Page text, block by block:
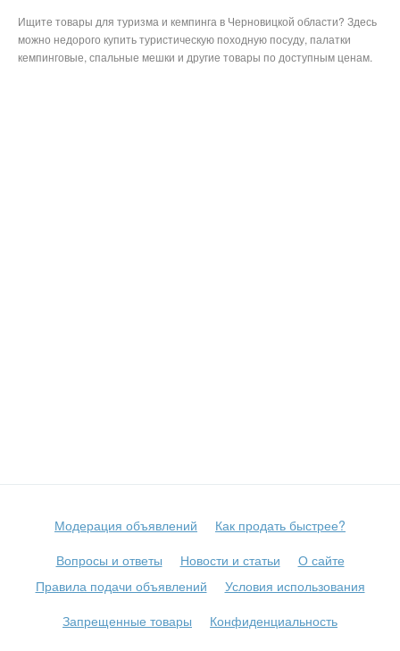
Ищите товары для туризма и кемпинга в Черновицкой области? Здесь
можно недорого купить туристическую походную посуду, палатки
кемпинговые, спальные мешки и другие товары по доступным ценам.
Модерация объявлений
Как продать быстрее?
Вопросы и ответы
Новости и статьи
О сайте
Правила подачи объявлений
Условия использования
Запрещенные товары
Конфиденциальность